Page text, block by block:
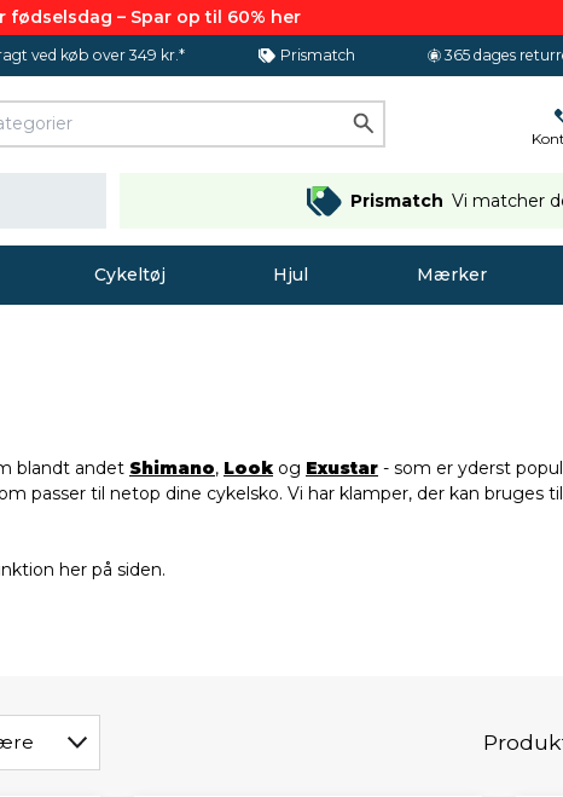
fødselsdag – Spar op til 60% her
ved køb over 349 kr.* Prismatch 365 dages
Prismatch Vi matcher
Cykeltøj Hjul Mærker
blandt andet Shimano, Lookog Exustar - som er yderst
passer til netop dine cykelsko. Vi har klamper, der kan bruges
her på siden.